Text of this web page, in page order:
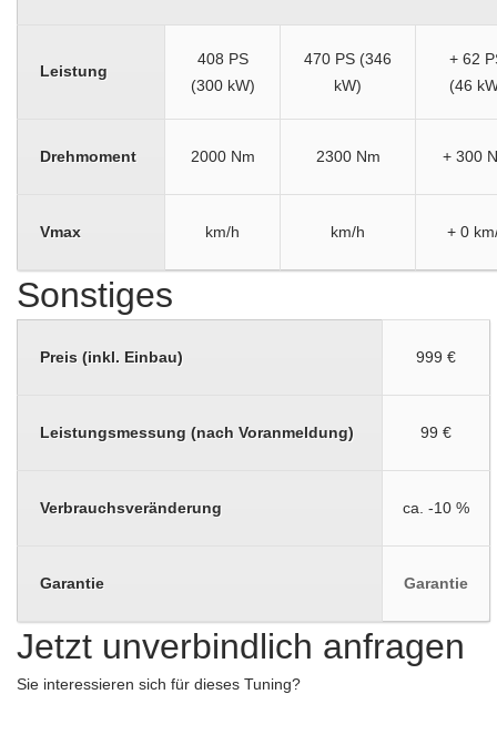
Leistung
408 PS
(300 kW)
470 PS (346
kW)
+ 62
(46
Drehmoment 2000 Nm 2300 Nm + 300
Vmax km/h km/h + 0
Sonstiges
Preis (inkl. Einbau) 999 €
Leistungsmessung (nach Voranmeldung) 99 €
Verbrauchsveränderung ca. -10 %
Garantie Garantie
Jetzt unverbindlich anfragen
Sie interessieren sich für dieses Tuning?